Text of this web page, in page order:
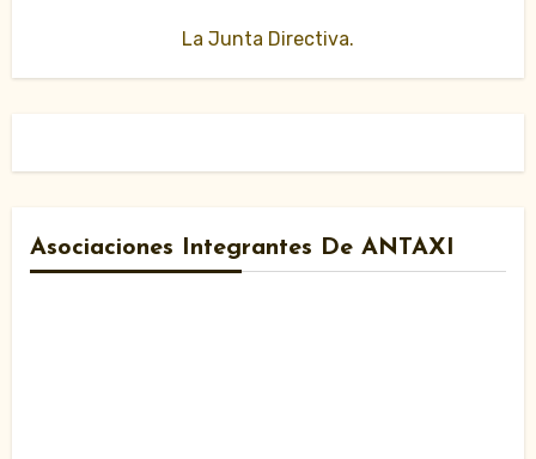
La Junta Directiva.
Asociaciones Integrantes De ANTAXI